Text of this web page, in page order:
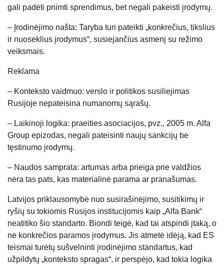
gali padėti priimti sprendimus, bet negali pakeisti įrodymų.
– Įrodinėjimo našta: Taryba turi pateikti „konkrečius, tikslius
ir nuoseklius įrodymus“, susiejančius asmenį su režimo
veiksmais.
Reklama
– Konteksto vaidmuo: verslo ir politikos susiliejimas
Rusijoje nepateisina numanomų sąrašų.
– Laikinoji logika: praeities asociacijos, pvz., 2005 m. Alfa
Group epizodas, negali pateisinti naujų sankcijų be
tęstinumo įrodymų.
– Naudos samprata: artumas arba prieiga prie valdžios
nėra tas pats, kas materialinė parama ar pranašumas.
Latvijos priklausomybė nuo susirašinėjimo, susitikimų ir
ryšių su tokiomis Rusijos institucijomis kaip „Alfa Bank“
neatitiko šio standarto. Biondi teigė, kad tai atspindi įtaką, o
ne konkrečios paramos įrodymus. Jis atmetė idėją, kad ES
teismai turėtų sušvelninti įrodinėjimo standartus, kad
užpildytų „konteksto spragas“, ir perspėjo, kad tokia logika